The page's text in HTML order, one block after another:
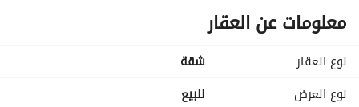
فرصه سفير السعاده للطنطاويه
فرصه معاك فى اللى يهمك
متشلش هم
احنا مش بنبيع احنا بننقلك لحياه جديده
لمزيد من المعلومات اتصل بنا على التلفونات الاتيه
معلومات عن العقار
نوع العقار
شقة
نوع العرض
للبيع